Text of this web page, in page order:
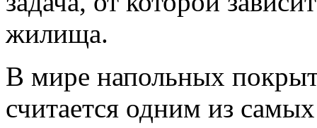
жилища.
В мире напольных
считается одним из